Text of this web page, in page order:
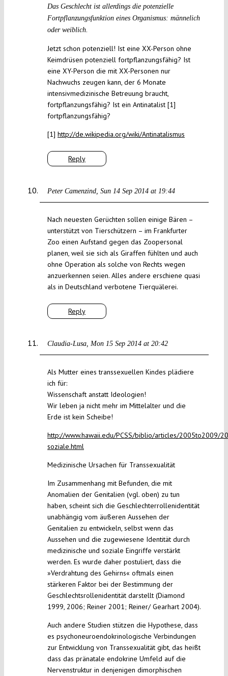
Reply
Das Geschlecht ist allerdings die potenzielle
Fortpflanzungsfunktion eines Organismus: männelich
oder weiblich.
Jetzt schon potenziell! Ist eine XX-Person ohne
Keimdrüsen potenziell fortpflanzungsfähig? Ist
eine XY-Person die mit XX-Personen nur
Nachwuchs zeugen kann, der 6 Monate
intensivmedizinische Betreuung braucht,
fortpflanzungsfähig? Ist ein Antinatalist [1]
fortpflanzungsfähig?
[1] http://de.wikipedia.org/wiki/Antinatalismus
Peter Camenzind Sun 14 Sep 2014 at 19:44
Reply
Nach neuesten Gerüchten sollen einige Bären –
unterstützt von Tierschützern – im Frankfurter
Zoo einen Aufstand gegen das Zoopersonal
planen, weil sie sich als Giraffen fühlten und auch
ohne Operation als solche von Rechts wegen
anzuerkennen seien. Alles andere erschiene quasi
als in Deutschland verbotene Tierquälerei.
Claudia-Lusa Mon 15 Sep 2014 at 20:42
Als Mutter eines transsexuellen Kindes plädiere
ich für:
Wissenschaft anstatt Ideologien!
Wir leben ja nicht mehr im Mittelalter und die
Erde ist kein Scheibe!
http://www.hawaii.edu/PCSS/biblio/articles/2005to2009/
soziale.html
Medizinische Ursachen für Transsexualität
Im Zusammenhang mit Befunden, die mit
Anomalien der Genitalien (vgl. oben) zu tun
haben, scheint sich die Geschlechterrollenidentität
unabhängig vom äußeren Aussehen der
Genitalien zu entwickeln, selbst wenn das
Aussehen und die zugewiesene Identität durch
medizinische und soziale Eingriffe verstärkt
werden. Es wurde daher postuliert, dass die
»Verdrahtung des Gehirns« oftmals einen
stärkeren Faktor bei der Bestimmung der
Geschlechtsrollenidentität darstellt (Diamond
1999, 2006; Reiner 2001; Reiner/ Gearhart 2004).
Auch andere Studien stützen die Hypothese, dass
es psychoneuroendokrinologische Verbindungen
zur Entwicklung von Transsexualität gibt, das heißt
dass das pränatale endokrine Umfeld auf die
Nervenstruktur in denjenigen dimorphischen